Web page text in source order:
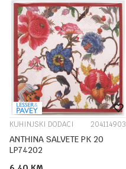
KUHINJSKI DODACI 204114903
ANTHINA SALVETE PK 20
LP74202